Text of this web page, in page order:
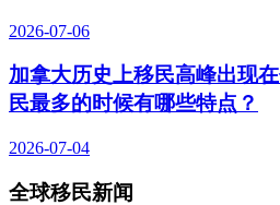
2026-07-06
加拿大历史上移民高峰出现
民最多的时候有哪些特点？
2026-07-04
全球移民新闻